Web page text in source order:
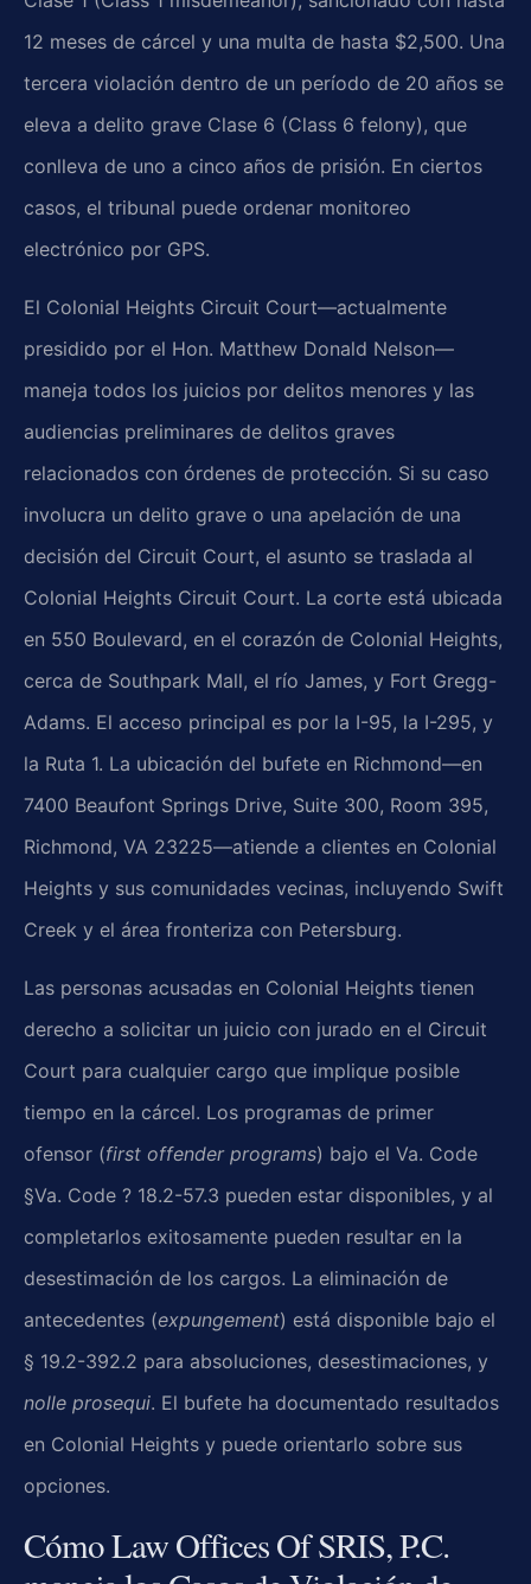
12 meses de cárcel y una multa de hasta $2,500. Una
tercera violación dentro de un período de 20 años se
eleva a delito grave Clase 6 (Class 6 felony), que
conlleva de uno a cinco años de prisión. En ciertos
casos, el tribunal puede ordenar monitoreo
electrónico por GPS.
El Colonial Heights Circuit Court—actualmente
presidido por el Hon. Matthew Donald Nelson—
maneja todos los juicios por delitos menores y las
audiencias preliminares de delitos graves
relacionados con órdenes de protección. Si su caso
involucra un delito grave o una apelación de una
decisión del Circuit Court, el asunto se traslada al
Colonial Heights Circuit Court. La corte está ubicada
en 550 Boulevard, en el corazón de Colonial Heights,
cerca de Southpark Mall, el río James, y Fort Gregg-
Adams. El acceso principal es por la I-95, la I-295, y
la Ruta 1. La ubicación del bufete en Richmond—en
7400 Beaufont Springs Drive, Suite 300, Room 395,
Richmond, VA 23225—atiende a clientes en Colonial
Heights y sus comunidades vecinas, incluyendo Swift
Creek y el área fronteriza con Petersburg.
Las personas acusadas en Colonial Heights tienen
derecho a solicitar un juicio con jurado en el Circuit
Court para cualquier cargo que implique posible
tiempo en la cárcel. Los programas de primer
ofensor (first offender programs) bajo el Va. Code
§Va. Code ? 18.2-57.3 pueden estar disponibles, y al
completarlos exitosamente pueden resultar en la
desestimación de los cargos. La eliminación de
antecedentes (expungement) está disponible bajo el
§ 19.2-392.2 para absoluciones, desestimaciones, y
nolle prosequi. El bufete ha documentado resultados
en Colonial Heights y puede orientarlo sobre sus
opciones.
Cómo Law Offices Of SRIS, P.C.